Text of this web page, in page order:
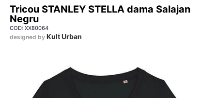
Tricou STANLEY STELLA dama Salajan
Negru
COD: XX80064
designed by Kult Urban